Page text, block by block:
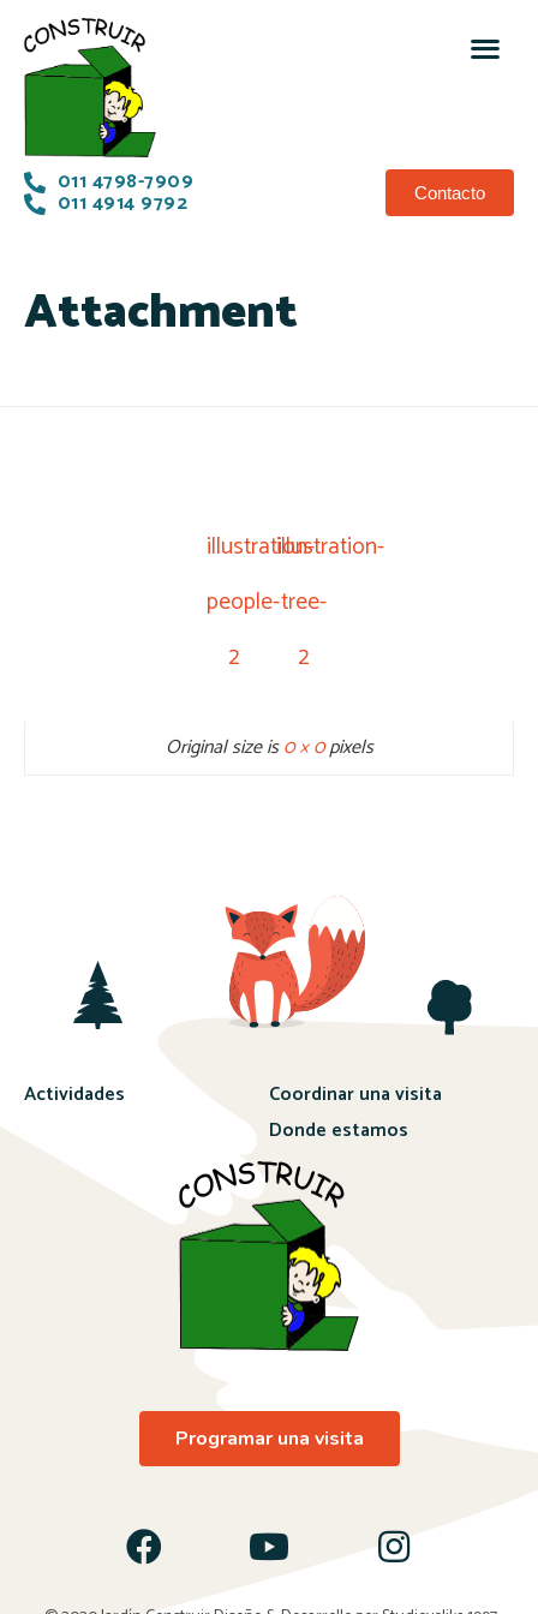
011 4798-7909
011 4914 9792 Contacto
Attachment
illustration-
people-
2
illustration-
tree-
2
Original size is0 × 0pixels
Actividades
Coordinar una visita
Donde estamos
Programar una visita